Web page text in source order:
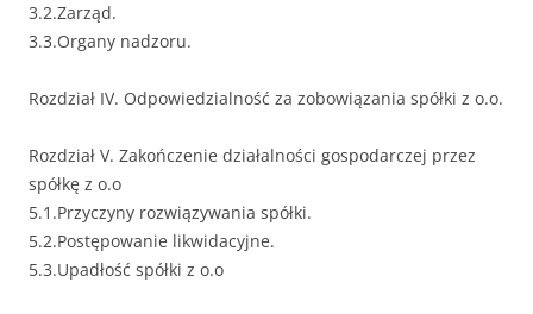
3.2.Zarząd.
3.3.Organy nadzoru.
Rozdział IV. Odpowiedzialność za zobowiązania spółki z o.o.
Rozdział V. Zakończenie działalności gospodarczej przez
spółkę z o.o
5.1.Przyczyny rozwiązywania spółki.
5.2.Postępowanie likwidacyjne.
5.3.Upadłość spółki z o.o